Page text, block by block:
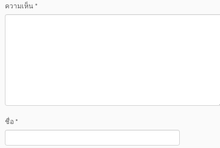
ความเห็น *
ชื่อ *